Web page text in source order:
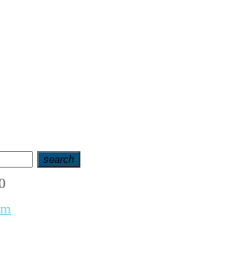
search